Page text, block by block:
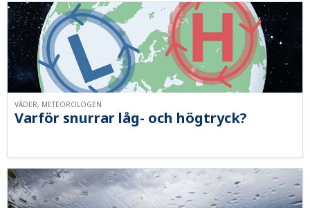
Varför snurrar låg- och högtryck?
VÄDER, METEOROLOGEN